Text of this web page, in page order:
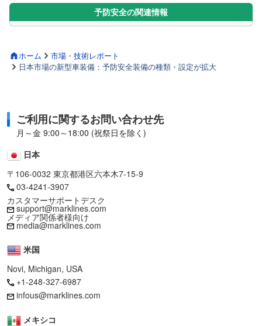
ホーム
市場・技術レポート
日本市場の新型車装備：予防安全装備の種類・設定が拡大
予防安全の関連情報
ご利用に関するお問い合わせ先
月～金 9:00～18:00 (祝祭日を除く)
日本
〒106-0032 東京都港区六本木7-15-9
03-4241-3907
カスタマーサポートデスク
support@marklines.com
メディア関係者様向け
media@marklines.com
米国
Novi, Michigan, USA
+1-248-327-6987
infous@marklines.com
メキシコ